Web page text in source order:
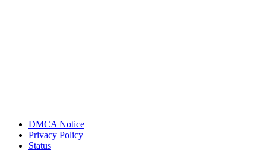
DMCA Notice
Privacy Policy
Status